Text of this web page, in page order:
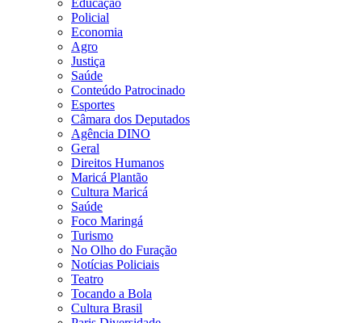
Policial
Economia
Agro
Justiça
Saúde
Conteúdo Patrocinado
Esportes
Câmara dos Deputados
Agência DINO
Geral
Direitos Humanos
Maricá Plantão
Cultura Maricá
Saúde
Foco Maringá
Turismo
No Olho do Furação
Notícias Policiais
Teatro
Tocando a Bola
Cultura Brasil